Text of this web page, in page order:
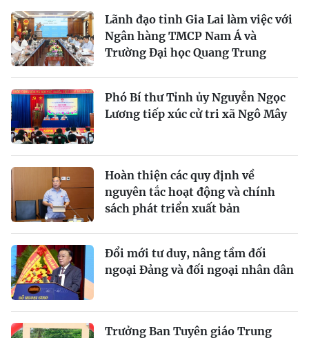
Lãnh đạo tỉnh Gia Lai làm việc với
Ngân hàng TMCP Nam Á và
Trường Đại học Quang Trung
Phó Bí thư Tỉnh ủy Nguyễn Ngọc
Lương tiếp xúc cử tri xã Ngô Mây
Hoàn thiện các quy định về
nguyên tắc hoạt động và chính
sách phát triển xuất bản
Đổi mới tư duy, nâng tầm đối
ngoại Đảng và đối ngoại nhân dân
Trưởng Ban Tuyên giáo Trung